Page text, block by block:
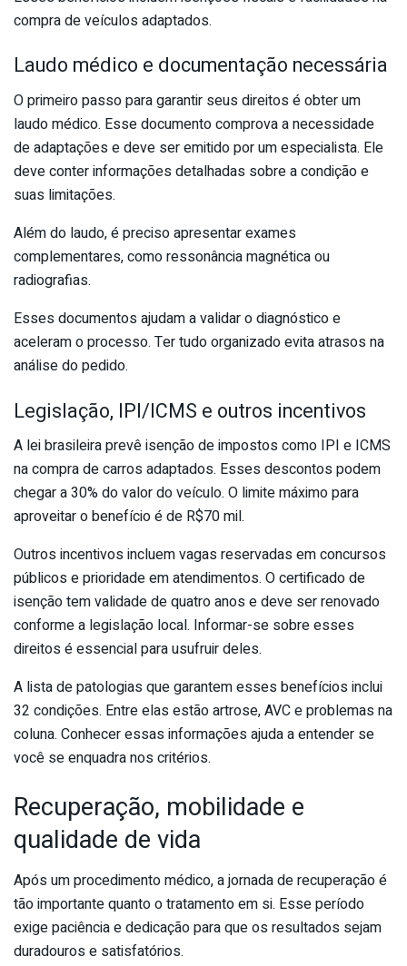
compra de veículos adaptados.
Laudo médico e documentação necessária
O primeiro passo para garantir seus direitos é obter um
laudo médico. Esse documento comprova a necessidade
de adaptações e deve ser emitido por um especialista. Ele
deve conter informações detalhadas sobre a condição e
suas limitações.
Além do laudo, é preciso apresentar exames
complementares, como ressonância magnética ou
radiografias.
Esses documentos ajudam a validar o diagnóstico e
aceleram o processo. Ter tudo organizado evita atrasos na
análise do pedido.
Legislação, IPI/ICMS e outros incentivos
A lei brasileira prevê isenção de impostos como IPI e ICMS
na compra de carros adaptados. Esses descontos podem
chegar a 30% do valor do veículo. O limite máximo para
aproveitar o benefício é de R$70 mil.
Outros incentivos incluem vagas reservadas em concursos
públicos e prioridade em atendimentos. O certificado de
isenção tem validade de quatro anos e deve ser renovado
conforme a legislação local. Informar-se sobre esses
direitos é essencial para usufruir deles.
A lista de patologias que garantem esses benefícios inclui
32 condições. Entre elas estão artrose, AVC e problemas na
coluna. Conhecer essas informações ajuda a entender se
você se enquadra nos critérios.
Recuperação, mobilidade e
qualidade de vida
Após um procedimento médico, a jornada de recuperação é
tão importante quanto o tratamento em si. Esse período
exige paciência e dedicação para que os resultados sejam
duradouros e satisfatórios.